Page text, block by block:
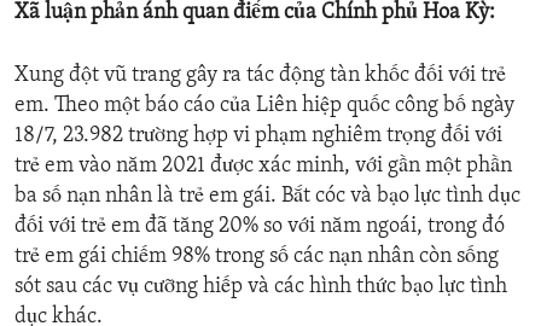
Xã luận phản ánh quan điểm của Chính phủ Hoa Kỳ:
Xung đột vũ trang gây ra tác động tàn khốc đối với trẻ
em. Theo một báo cáo của Liên hiệp quốc công bố ngày
18/7, 23.982 trường hợp vi phạm nghiêm trọng đối với
trẻ em vào năm 2021 được xác minh, với gần một phần
ba số nạn nhân là trẻ em gái. Bắt cóc và bạo lực tình dục
đối với trẻ em đã tăng 20% so với năm ngoái, trong đó
trẻ em gái chiếm 98% trong số các nạn nhân còn sống
sót sau các vụ cưỡng hiếp và các hình thức bạo lực tình
dục khác.